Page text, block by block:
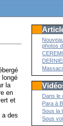
longé
la
en
et
a des
photos
Dans le
Para à
Sous la
Sous